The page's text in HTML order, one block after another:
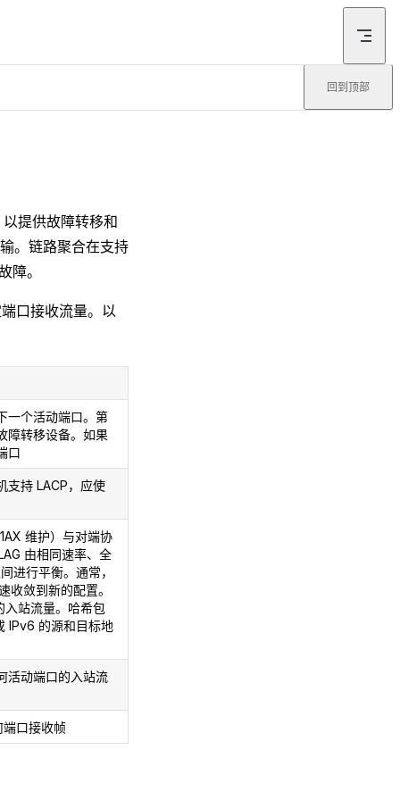
回到顶部
提供故障转移和
。链路聚合在支持
障。
口接收流量。以
一个活动端口。第
障转移设备。如果
口
支持 LACP，应使
维护）与对端协
由相同速率、全
进行平衡。通常，
收敛到新的配置。
入站流量。哈希包
IPv6 的源和目标地
活动端口的入站流
口接收帧